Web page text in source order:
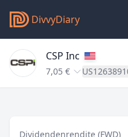
DivvyDiary
CSP Inc
7,05 €
Dividendenrendite (FWD)